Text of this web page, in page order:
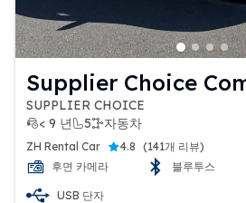
Supplier Choice
SUPPLIER CHOICE
< 9 년
5 자동차
보험 1종 포함
ZH Rental Car 4.8 (141개 리뷰)
후면 카메라
블루투스
USB 단자